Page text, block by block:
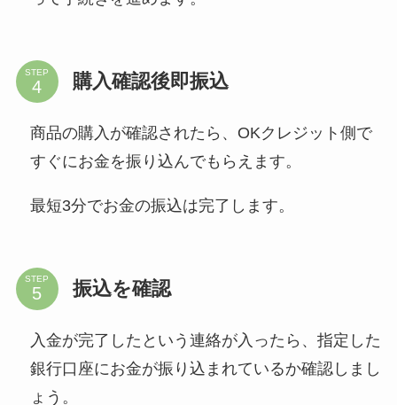
STEP 購入確認後即振込
商品の購入が確認されたら、OKクレジット側で
すぐにお金を振り込んでもらえます。
最短3分でお金の振込は完了します。
STEP 振込を確認
入金が完了したという連絡が入ったら、指定した
銀行口座にお金が振り込まれているか確認しまし
ょう。